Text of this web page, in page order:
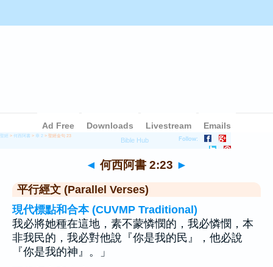
聖經 > 何西阿書 > 章 2 > 聖經金句 23
◄ 何西阿書 2:23 ►
平行經文 (Parallel Verses)
現代標點和合本 (CUVMP Traditional)
我必將她種在這地，素不蒙憐憫的，我必憐憫，本
非我民的，我必對他說『你是我的民』，他必說
『你是我的神』。」